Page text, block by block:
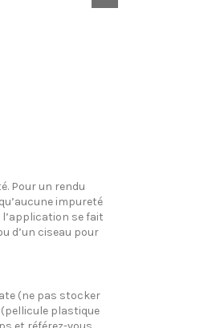
Pour un rendu
impureté
se fait
d’un ciseau pour
(ne pas stocker
plastique